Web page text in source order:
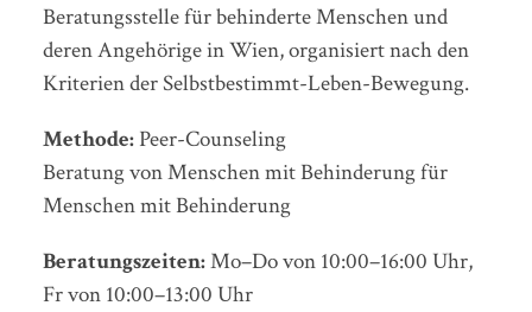
Beratungsstelle für behinderte Menschen und
deren Angehörige in Wien, organisiert nach den
Kriterien der Selbstbestimmt-Leben-Bewegung.
Methode:Peer-Counseling
Beratung von Menschen mit Behinderung für
Menschen mit Behinderung
Beratungszeiten:Mo–Do von 10:00–16:00 Uhr,
Fr von 10:00–13:00 Uhr